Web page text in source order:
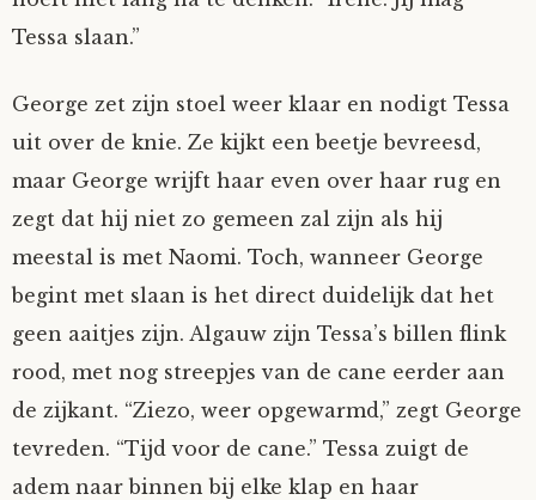
Faith
Fioontje
Gralin
Henricus
Jack
Johanna
Tessa slaan.”
George zet zijn stoel weer klaar en nodigt Tessa
uit over de knie. Ze kijkt een beetje bevreesd,
maar George wrijft haar even over haar rug en
zegt dat hij niet zo gemeen zal zijn als hij
meestal is met Naomi. Toch, wanneer George
begint met slaan is het direct duidelijk dat het
geen aaitjes zijn. Algauw zijn Tessa’s billen flink
rood, met nog streepjes van de cane eerder aan
de zijkant. “Ziezo, weer opgewarmd,” zegt George
tevreden. “Tijd voor de cane.” Tessa zuigt de
adem naar binnen bij elke klap en haar